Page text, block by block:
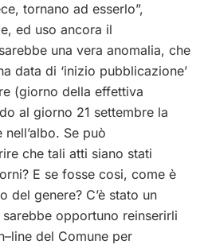
tornano ad esserlo”,
ed uso ancora il
una vera anomalia, che
data di ‘inizio pubblicazione’
(giorno della effettiva
al giorno 21 settembre la
Se può
che tali atti siano stati
E se fosse cosi, come è
del genere? C’è stato un
opportuno reinserirli
del Comune per